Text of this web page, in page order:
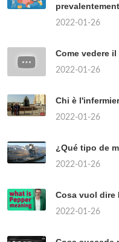
2022-01-26
Come vedere
2022-01-26
Chi è
2022-01-26
¿Qué tipo de
2022-01-26
Cosa vuol dire
2022-01-26